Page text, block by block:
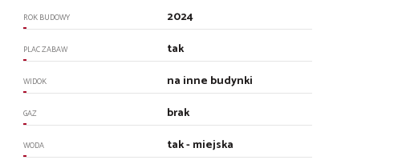
ROK BUDOWY 2024
PLAC ZABAW tak
WIDOK na inne budynki
GAZ brak
WODA tak - miejska